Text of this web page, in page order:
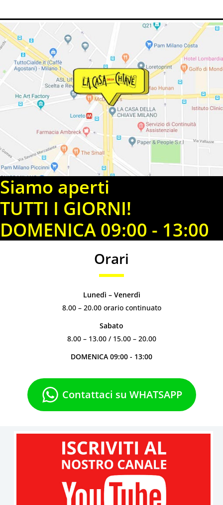
Siamo aperti
TUTTI I GIORNI!
DOMENICA 09:00 - 13:00
Orari
Lunedì – Venerdì
8.00 – 20.00 orario continuato
Sabato
8.00 – 13.00 / 15.00 – 20.00
DOMENICA 09:00 - 13:00
Contattaci su WHATSAPP